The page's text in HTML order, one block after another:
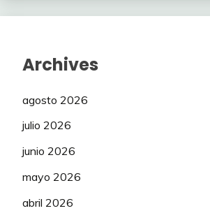
Archives
agosto 2026
julio 2026
junio 2026
mayo 2026
abril 2026